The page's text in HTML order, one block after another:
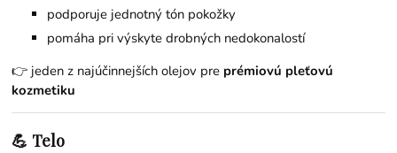
podporuje jednotný tón pokožky
pomáha pri výskyte drobných nedokonalostí
👉 jeden z najúčinnejších olejov pre prémiovú pleťovú
kozmetiku
💪 Telo